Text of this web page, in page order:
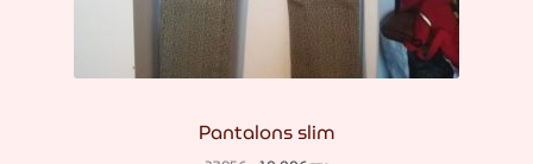
Pantalons slim